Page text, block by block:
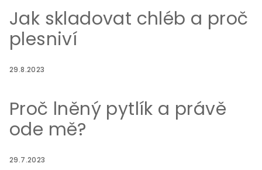
Jak skladovat chléb a proč
plesniví
29.8.2023
Proč lněný pytlík a právě
ode mě?
29.7.2023